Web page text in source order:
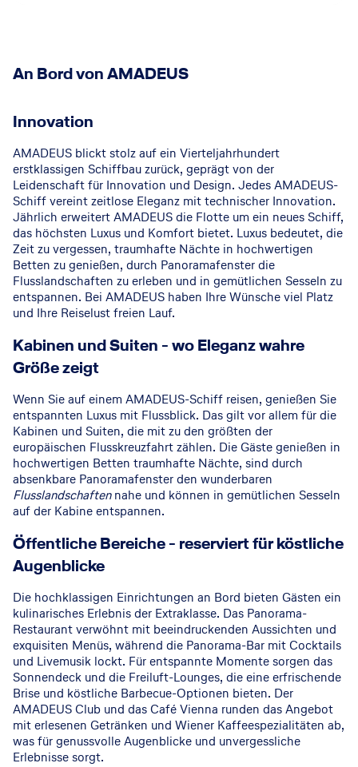
An Bord von AMADEUS
Innovation
AMADEUS blickt stolz auf ein Vierteljahrhundert
erstklassigen Schiffbau zurück, geprägt von der
Leidenschaft für Innovation und Design. Jedes AMADEUS-
Schiff vereint zeitlose Eleganz mit technischer Innovation.
Jährlich erweitert AMADEUS die Flotte um ein neues Schiff,
das höchsten Luxus und Komfort bietet. Luxus bedeutet, die
Zeit zu vergessen, traumhafte Nächte in hochwertigen
Betten zu genießen, durch Panoramafenster die
Flusslandschaften zu erleben und in gemütlichen Sesseln zu
entspannen. Bei AMADEUS haben Ihre Wünsche viel Platz
und Ihre Reiselust freien Lauf.
Kabinen und Suiten - wo Eleganz wahre
Größe zeigt
Wenn Sie auf einem AMADEUS-Schiff reisen, genießen Sie
entspannten Luxus mit Flussblick. Das gilt vor allem für die
Kabinen und Suiten, die mit zu den größten der
europäischen Flusskreuzfahrt zählen. Die Gäste genießen in
hochwertigen Betten traumhafte Nächte, sind durch
absenkbare Panoramafenster den wunderbaren
Flusslandschaftennahe und können in gemütlichen Sesseln
auf der Kabine entspannen.
Öffentliche Bereiche - reserviert für köstliche
Augenblicke
Die hochklassigen Einrichtungen an Bord bieten Gästen ein
kulinarisches Erlebnis der Extraklasse. Das Panorama-
Restaurant verwöhnt mit beeindruckenden Aussichten und
exquisiten Menüs, während die Panorama-Bar mit Cocktails
und Livemusik lockt. Für entspannte Momente sorgen das
Sonnendeck und die Freiluft-Lounges, die eine erfrischende
Brise und köstliche Barbecue-Optionen bieten. Der
AMADEUS Club und das Café Vienna runden das Angebot
mit erlesenen Getränken und Wiener Kaffeespezialitäten ab,
was für genussvolle Augenblicke und unvergessliche
Erlebnisse sorgt.